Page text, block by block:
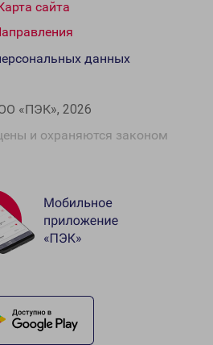
сайта
«ПЭК», 2026
и охраняются законом
данных